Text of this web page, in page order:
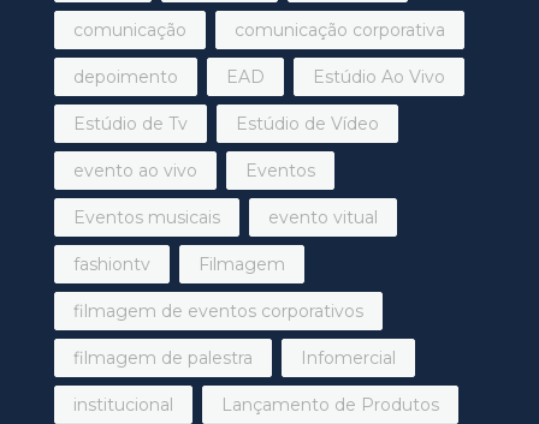
comunicação comunicação corporativa
depoimento EAD Estúdio Ao Vivo
Estúdio de Tv Estúdio de Vídeo
evento ao vivo Eventos
Eventos musicais evento vitual
fashiontv Filmagem
filmagem de eventos corporativos
filmagem de palestra Infomercial
institucional Lançamento de Produtos